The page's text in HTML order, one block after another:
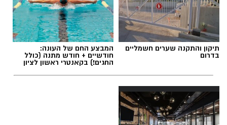
תיקון והתקנה שערים חשמליים
בדרום
המבצע החם של העונה:
חודשיים + חודש מתנה (כולל
החגים!) בקאנטרי ראשון לציון